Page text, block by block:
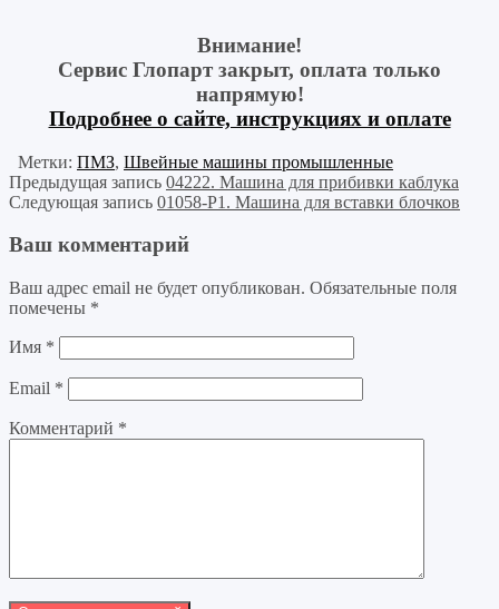
Внимание!
Сервис Глопарт закрыт, оплата только
напрямую!
Подробнее о сайте, инструкциях и оплате
Метки: ПМЗ, Швейные машины промышленные
Предыдущая запись 04222. Машина для прибивки каблука
Следующая запись 01058-Р1. Машина для вставки блочков
Ваш комментарий
Ваш адрес email не будет опубликован. Обязательные поля
помечены *
Имя *
Email *
Комментарий *